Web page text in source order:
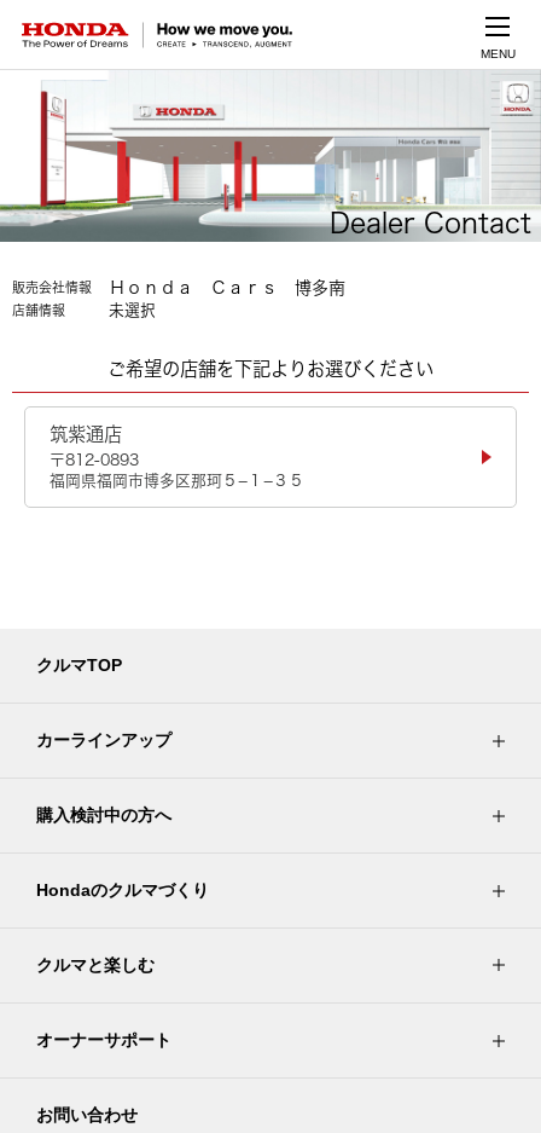
MENU
Dealer Contact
販売会社情報 Ｈｏｎｄａ Ｃａｒｓ 博多南
店舗情報 未選択
ご希望の店舗を下記よりお選びください
筑紫通店
〒812-0893
福岡県福岡市博多区那珂５−１−３５
クルマTOP
カーラインアップ
購入検討中の方へ
Hondaのクルマづくり
クルマと楽しむ
オーナーサポート
お問い合わせ